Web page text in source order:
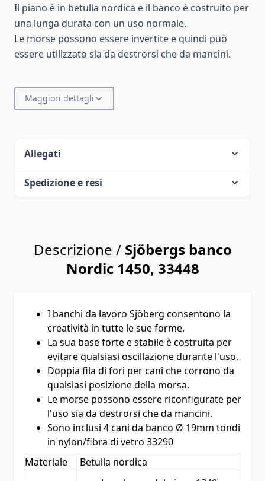
Il piano è in betulla nordica e il banco è costruito per
una lunga durata con un uso normale.
Le morse possono essere invertite e quindi può
essere utilizzato sia da destrorsi che da mancini.
Maggiori dettagli
Allegati
Spedizione e resi
Descrizione / Sjöbergs banco
Nordic 1450, 33448
I banchi da lavoro Sjöberg consentono la
creatività in tutte le sue forme.
La sua base forte e stabile è costruita per
evitare qualsiasi oscillazione durante l'uso.
Doppia fila di fori per cani che corrono da
qualsiasi posizione della morsa.
Le morse possono essere riconfigurate per
l'uso sia da destrorsi che da mancini.
Sono inclusi 4 cani da banco Ø 19mm tondi
in nylon/fibra di vetro 33290
Materiale
Betulla nordica